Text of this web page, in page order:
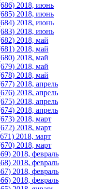
2018, июнь
2018, июнь
2018, июнь
2018, июнь
2018, май
2018, май
2018, май
2018, май
2018, май
2018, апрель
2018, апрель
2018, апрель
2018, апрель
2018, март
2018, март
2018, март
2018, март
2018, февраль
2018, февраль
2018, февраль
2018, февраль